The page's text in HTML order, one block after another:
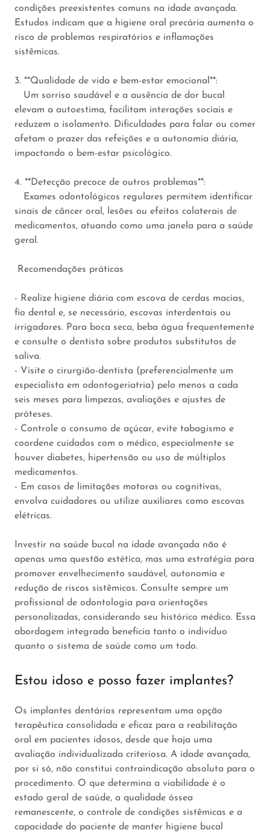
condições preexistentes comuns na idade avançada.
Estudos indicam que a higiene oral precária aumenta o
risco de problemas respiratórios e inflamações
sistêmicas.
3. **Qualidade de vida e bem-estar emocional**:
Um sorriso saudável e a ausência de dor bucal
elevam a autoestima, facilitam interações sociais e
reduzem o isolamento. Dificuldades para falar ou comer
afetam o prazer das refeições e a autonomia diária,
impactando o bem-estar psicológico.
4. **Detecção precoce de outros problemas**:
Exames odontológicos regulares permitem identificar
sinais de câncer oral, lesões ou efeitos colaterais de
medicamentos, atuando como uma janela para a saúde
geral.
Recomendações práticas
- Realize higiene diária com escova de cerdas macias,
fio dental e, se necessário, escovas interdentais ou
irrigadores. Para boca seca, beba água frequentemente
e consulte o dentista sobre produtos substitutos de
saliva.
- Visite o cirurgião-dentista (preferencialmente um
especialista em odontogeriatria) pelo menos a cada
seis meses para limpezas, avaliações e ajustes de
próteses.
- Controle o consumo de açúcar, evite tabagismo e
coordene cuidados com o médico, especialmente se
houver diabetes, hipertensão ou uso de múltiplos
medicamentos.
- Em casos de limitações motoras ou cognitivas,
envolva cuidadores ou utilize auxiliares como escovas
elétricas.
Investir na saúde bucal na idade avançada não é
apenas uma questão estética, mas uma estratégia para
promover envelhecimento saudável, autonomia e
redução de riscos sistêmicos. Consulte sempre um
profissional de odontologia para orientações
personalizadas, considerando seu histórico médico. Essa
abordagem integrada beneficia tanto o indivíduo
quanto o sistema de saúde como um todo.
Estou idoso e posso fazer implantes?
Os implantes dentários representam uma opção
terapêutica consolidada e eficaz para a reabilitação
oral em pacientes idosos, desde que haja uma
avaliação individualizada criteriosa. A idade avançada,
por si só, não constitui contraindicação absoluta para o
procedimento. O que determina a viabilidade é o
estado geral de saúde, a qualidade óssea
remanescente, o controle de condições sistêmicas e a
capacidade do paciente de manter higiene bucal